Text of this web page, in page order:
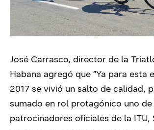
José Carrasco, director de la
Habana agregó que “Ya para esta
2017 se vivió un salto de calidad,
sumado en rol protagónico uno de
patrocinadores oficiales de la ITU,